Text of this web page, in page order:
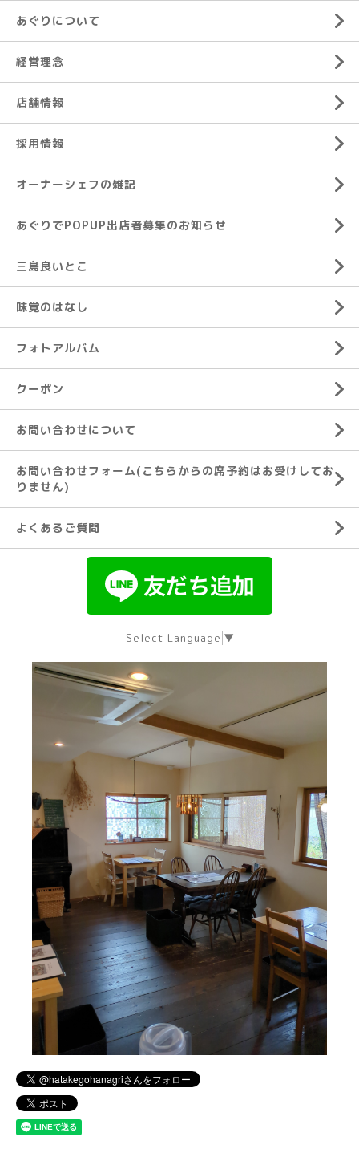
あぐりについて
経営理念
店舗情報
採用情報
オーナーシェフの雑記
あぐりでPOPUP出店者募集のお知らせ
三島良いとこ
味覚のはなし
フォトアルバム
クーポン
お問い合わせについて
お問い合わせフォーム(こちらからの席予約はお受けしてお
りません)
よくあるご質問
Select Language ▼